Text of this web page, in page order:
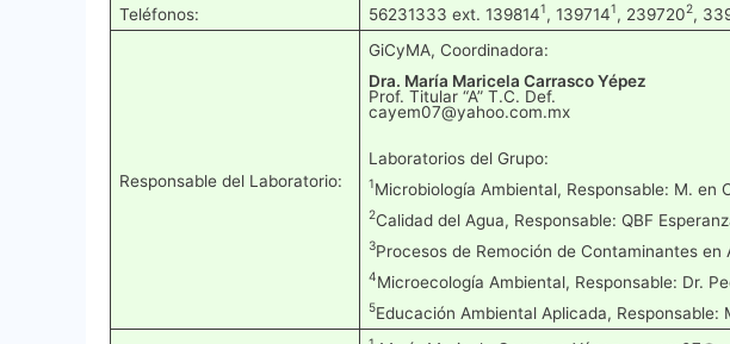
Teléfonos:
56231333 ext. 1398141, 1397141, 2397202,
Responsable del Laboratorio:
GiCyMA, Coordinadora:
Dra. María Maricela Carrasco Yépez
Prof. Titular “A” T.C. Def.
cayem07@yahoo.com.mx
Laboratorios del Grupo:
1Microbiología Ambiental, Responsable: M. en
2Calidad del Agua, Responsable: QBF
3Procesos de Remoción de Contaminantes en
4Microecología Ambiental, Responsable: Dr.
5Educación Ambiental Aplicada, Responsable: